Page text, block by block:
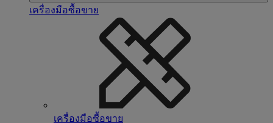
เครื่องมือซื้อขาย
เครื่องมือซื้อขาย